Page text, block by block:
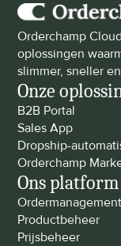
Orderchamp
oplossingen
slimmer, sneller
Onze
B2B Portal
Sales App
Dropship-
Orderchamp
Ons platform
Ordermanagement
Productbeheer
Prijsbeheer